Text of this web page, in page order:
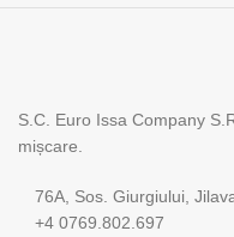
S.C. Euro Issa Company
mișcare.
76A, Sos. Giurgiului,
+4 0769.802.697